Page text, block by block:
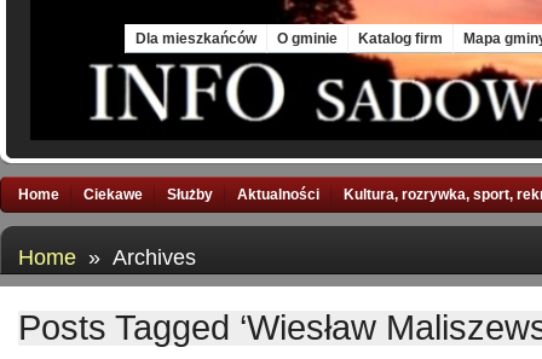
Dla mieszkańców O gminie Katalog firm Mapa
Home Ciekawe Służby Aktualności Kultura, rozrywka, sport,
Home » Archives
Posts Tagged ‘Wiesław